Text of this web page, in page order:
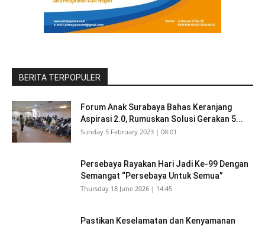
BERITA TERPOPULER
Forum Anak Surabaya Bahas Keranjang
Aspirasi 2.0, Rumuskan Solusi Gerakan 5...
Sunday 5 February 2023 | 08:01
Persebaya Rayakan Hari Jadi Ke-99 Dengan
Semangat “Persebaya Untuk Semua”
Thursday 18 June 2026 | 14:45
Pastikan Keselamatan dan Kenyamanan